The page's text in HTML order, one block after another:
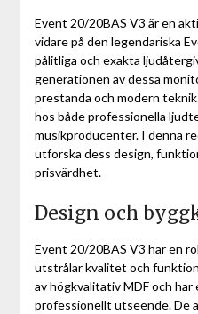
Event 20/20BAS V3 är en
vidare på den legendariska
pålitliga och exakta
generationen av dessa
prestanda och modern
hos både professionella
musikproducenter. I denna
utforska dess design,
prisvärdhet.
Design och
Event 20/20BAS V3 har en
utstrålar kvalitet och
av högkvalitativ MDF och
professionellt utseende. De